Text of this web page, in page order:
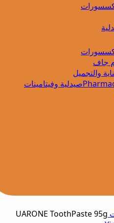
جاف
والتجميل
صيدلية وفيتامينات
UARONE ToothPaste 95g